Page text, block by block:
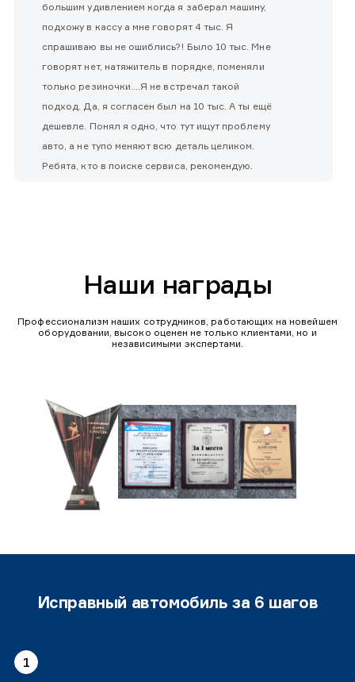
большим удивлением когда я заберал машину,
подхожу в кассу а мне говорят 4 тыс. Я
спрашиваю вы не ошиблись?! Было 10 тыс. Мне
говорят нет, натяжитель в порядке, поменяли
только резиночки....Я не встречал такой
подход. Да, я согласен был на 10 тыс. А ты ещё
дешевле. Понял я одно, что тут ищут проблему
авто, а не тупо меняют всю деталь целиком.
Ребята, кто в поиске сервиса, рекомендую.
Наши награды
Профессионализм наших сотрудников, работающих на новейшем
оборудовании, высоко оценен не только клиентами, но и
независимыми экспертами.
Исправный автомобиль за 6 шагов
1